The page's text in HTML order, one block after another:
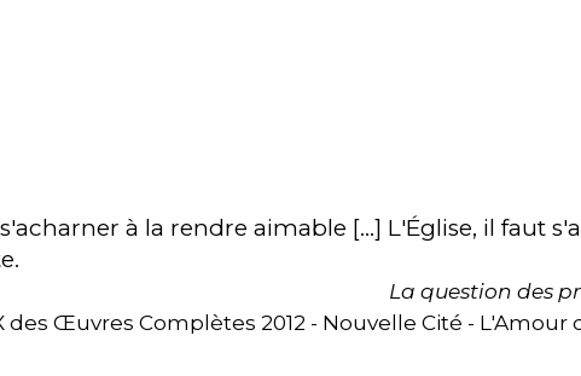
à la rendre aimable [...] L'Église, il faut
La question des
des Œuvres Complètes 2012 - Nouvelle Cité - L'Amour